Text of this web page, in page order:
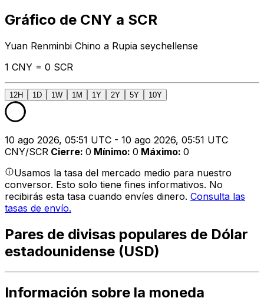
Gráfico de CNY a SCR
Yuan Renminbi Chino a Rupia seychellense
1 CNY = 0 SCR
12H 1D 1W 1M 1Y 2Y 5Y 10Y
10 ago 2026, 05:51 UTC - 10 ago 2026, 05:51 UTC
CNY/SCR Cierre: 0 Mínimo: 0 Máximo: 0
Usamos la tasa del mercado medio para nuestro
conversor. Esto solo tiene fines informativos. No
recibirás esta tasa cuando envíes dinero. Consulta las
tasas de envío.
Pares de divisas populares de Dólar
estadounidense (USD)
Información sobre la moneda